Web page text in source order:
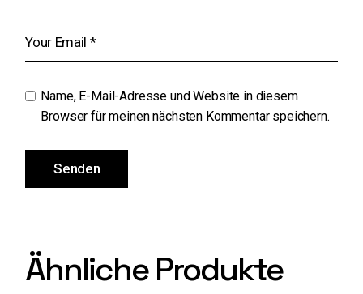
Name, E-Mail-Adresse und Website in diesem
Browser für meinen nächsten Kommentar speichern.
Senden
Ähnliche Produkte